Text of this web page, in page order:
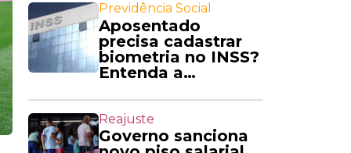
Previdência Social
Aposentado
precisa cadastrar
biometria no INSS?
Entenda a
Reajuste
Governo sanciona